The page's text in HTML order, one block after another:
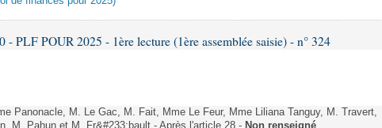
- PLF POUR 2025 - 1ère lecture (1ère assemblée saisie) - n° 324
Panonacle, M. Le Gac, M. Fait, Mme Le Feur, Mme Liliana Tanguy, M. Travert,
M. Pahun et M. Fr&#233;bault - Après l'article 28 - Non renseigné